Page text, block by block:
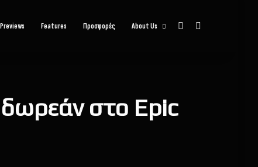
Previews Features Προσφορές About Us Sidebar
στο Epic